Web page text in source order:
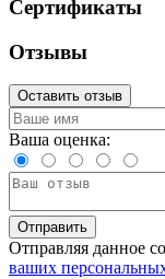
Сертификаты
Отзывы
Оставить отзыв
Ваша оценка:
Отправить
Отправляя данное
ваших